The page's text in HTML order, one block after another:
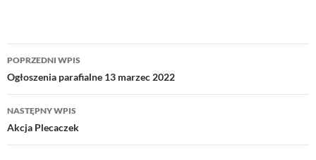
Nawigacja
wpisu
POPRZEDNI WPIS
Ogłoszenia parafialne 13 marzec 2022
NASTĘPNY WPIS
Akcja Plecaczek